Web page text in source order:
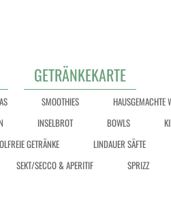
GETRÄNKEKARTE
SMOOTHIES HAUSGEMACHTE
INSELBROT BOWLS
GETRÄNKE LINDAUER SÄFTE
SEKT/SECCO & APERITIF SPRIZZ